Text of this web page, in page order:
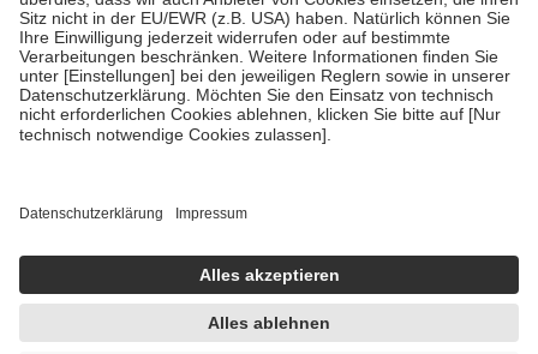
mit Ausnahme der Fahrkosten
• Untersuchungen zur Vorsorge und Früherkennung, die von der
GKV getragen werden
• empfohlenen Schutzimpfungen
• Harn- und Blutteststreifen
getroffen, um sicherzustellen, dass es sich um echte Bewertungen
https://help.etrusted.com/hc/de/articles/4419944605341
Einige Bilder und Inhalte wurden unter Zuhilfenahme künstlicher